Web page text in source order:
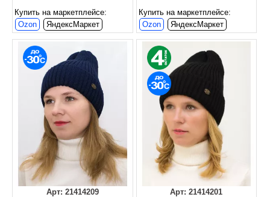
Купить на маркетплейсе:
Ozon
ЯндексМаркет
Купить на маркетплейсе:
Ozon
ЯндексМаркет
Арт: 21414209 Арт: 21414201